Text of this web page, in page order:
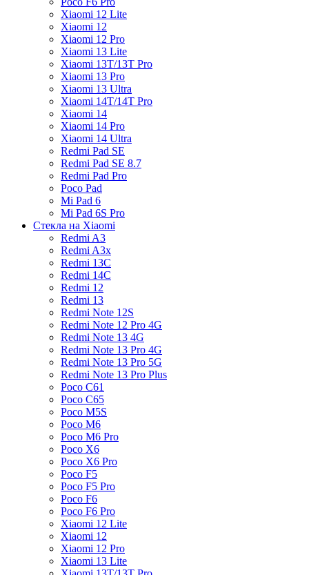
Xiaomi 12 Lite
Xiaomi 12
Xiaomi 12 Pro
Xiaomi 13 Lite
Xiaomi 13T/13T Pro
Xiaomi 13 Pro
Xiaomi 13 Ultra
Xiaomi 14T/14T Pro
Xiaomi 14
Xiaomi 14 Pro
Xiaomi 14 Ultra
Redmi Pad SE
Redmi Pad SE 8.7
Redmi Pad Pro
Poco Pad
Mi Pad 6
Mi Pad 6S Pro
Стекла на Xiaomi
Redmi A3
Redmi A3x
Redmi 13C
Redmi 14C
Redmi 12
Redmi 13
Redmi Note 12S
Redmi Note 12 Pro 4G
Redmi Note 13 4G
Redmi Note 13 Pro 4G
Redmi Note 13 Pro 5G
Redmi Note 13 Pro Plus
Poco C61
Poco C65
Poco M5S
Poco M6
Poco M6 Pro
Poco X6
Poco X6 Pro
Poco F5
Poco F5 Pro
Poco F6
Poco F6 Pro
Xiaomi 12 Lite
Xiaomi 12
Xiaomi 12 Pro
Xiaomi 13 Lite